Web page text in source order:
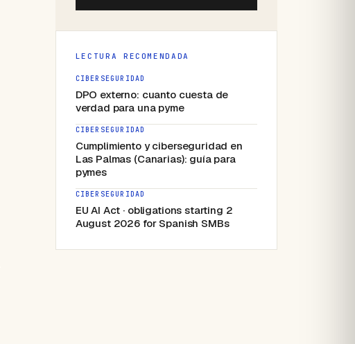
LECTURA RECOMENDADA
CIBERSEGURIDAD
DPO externo: cuanto cuesta de
verdad para una pyme
CIBERSEGURIDAD
Cumplimiento y ciberseguridad en
Las Palmas (Canarias): guía para
pymes
CIBERSEGURIDAD
EU AI Act · obligations starting 2
August 2026 for Spanish SMBs